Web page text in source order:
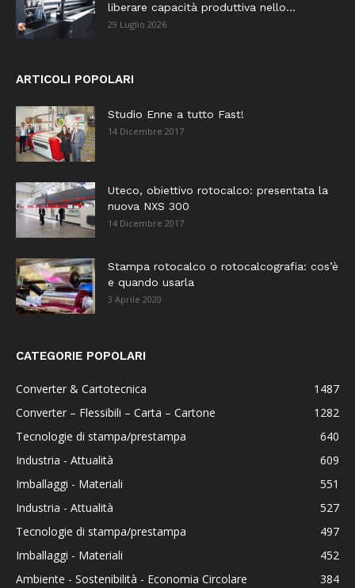
liberare capacità produttiva nello...
29 Luglio 2026
ARTICOLI POPOLARI
Studio Enne a tutto Fast!
14 Dicembre 2017
Uteco, obiettivo rotocalco: presentata la
nuova NXS 300
14 Dicembre 2017
Stampa rotocalco o rotocalcografia: cos’è
e quando usarla
3 Aprile 2020
CATEGORIE POPOLARI
Converter & Cartotecnica
1487
Converter – Flessibili – Carta – Cartone
1282
Tecnologie di stampa/prestampa
640
Industria - Attualità
609
Imballaggi - Materiali
551
Industria - Attualità
527
Tecnologie di stampa/prestampa
497
Imballaggi - Materiali
452
Ambiente - Sostenibilità - Economia Circolare
384